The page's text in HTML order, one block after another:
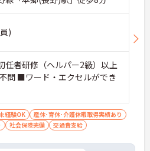
)
任者研修（ヘルパー2級）以上
問 ■ワード・エクセルができ
経験OK
産休･育休･介護休暇取得実績あり
社会保険完備 交通費支給